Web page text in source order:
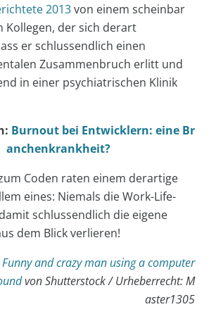
2013von einem scheinbar
Kollegen, der sich derart
er schlussendlich einen
Zusammenbruch erlitt und
in einer psychiatrischen Klinik
Burnout bei Entwicklern: eine Br
anchenkrankheit?
Coden raten einem derartige
eines: Niemals die Work-Life-
schlussendlich die eigene
dem Blick verlieren!
Funny and crazy man using a computer
von Shutterstock / Urheberrecht: M
aster1305